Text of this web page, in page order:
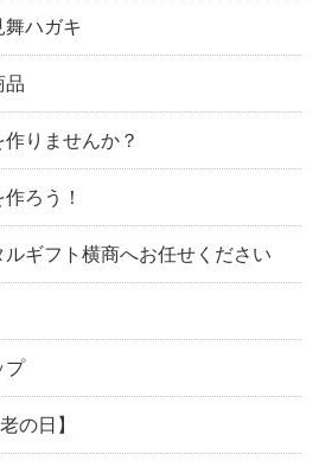
ハガキ
品
りませんか？
ろう！
ギフト横商へお任せください
プ
の日】